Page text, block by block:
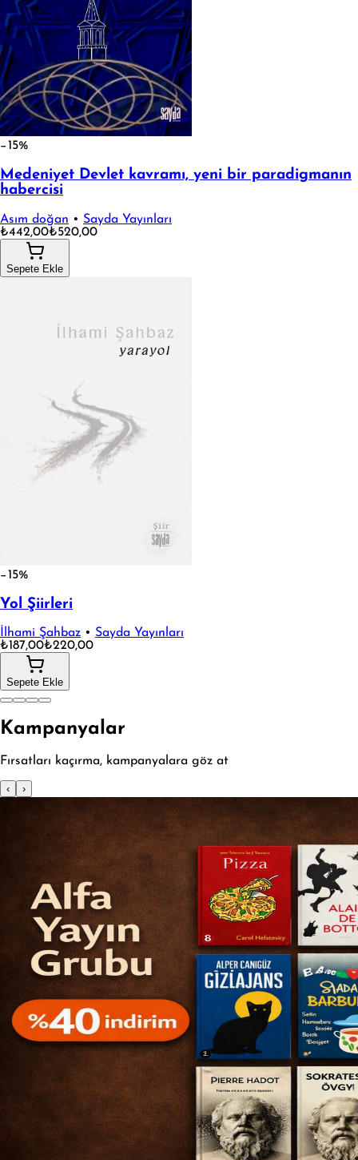
−15%
Medeniyet Devlet kavramı, yeni bir paradigmanın
habercisi
Asım doğan • Sayda Yayınları
₺442,00₺520,00
Sepete Ekle
−15%
Yol Şiirleri
İlhami Şahbaz • Sayda Yayınları
₺187,00₺220,00
Sepete Ekle
Kampanyalar
Fırsatları kaçırma, kampanyalara göz at
‹ ›